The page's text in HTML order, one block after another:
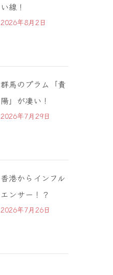
い線！
2026年8月2日
群馬のプラム「貴
陽」が凄い！
2026年7月29日
香港からインフル
エンサー！？
2026年7月26日